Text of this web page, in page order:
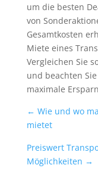
um die besten
von
Gesamtkosten
Miete eines
Vergleichen Sie
und beachten
maximale
← Wie und wo
mietet
Preiswert
Möglichkeiten →